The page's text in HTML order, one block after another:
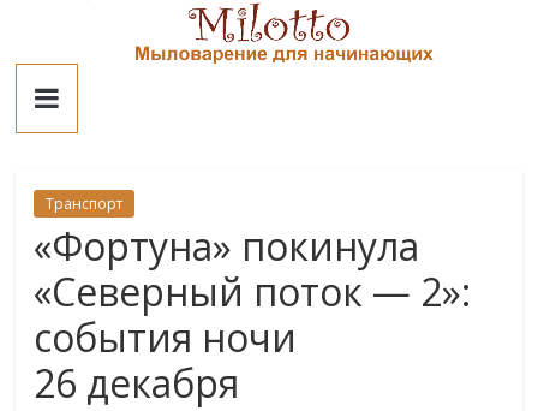
contentМилотто
Транспорт
«Фортуна» покинула
«Северный поток — 2»:
события ночи
26 декабря